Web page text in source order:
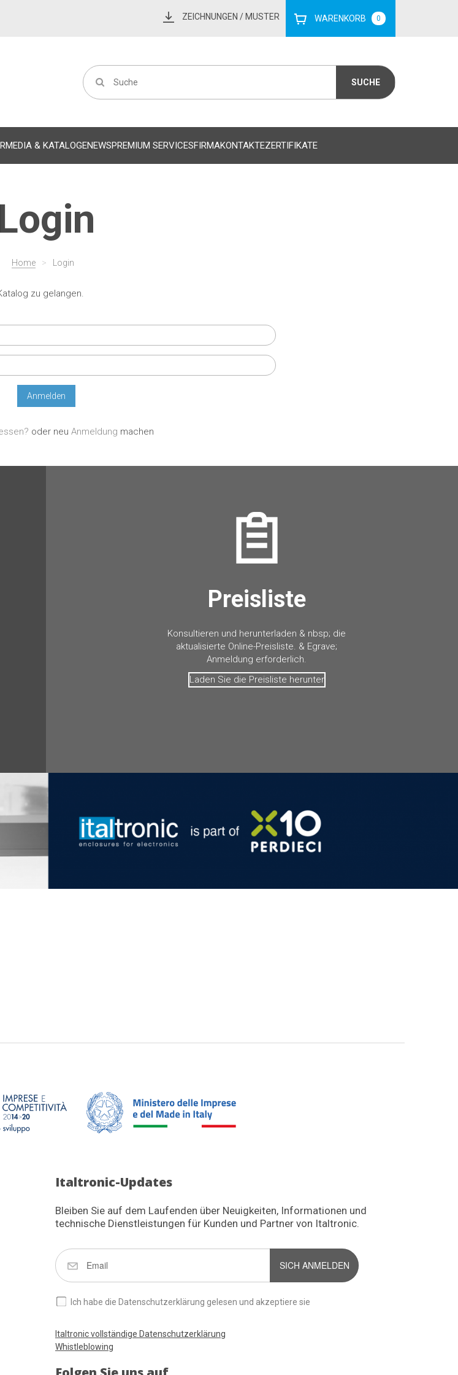
ZEICHNUNGEN / MUSTER WARENKORB 0
MEDIA & KATALOGENEWSPREMIUM SERVICESFIRMAKONTAKTEZERTIFIKATE
Login
Home > Login
zu gelangen.
oder neu Anmeldung machen
Preisliste
Konsultieren und herunterladen & nbsp; die
aktualisierte Online-Preisliste. & Egrave;
Anmeldung erforderlich.
Laden Sie die Preisliste herunter
Italtronic-Updates
Bleiben Sie auf dem Laufenden über Neuigkeiten, Informationen und
technische Dienstleistungen für Kunden und Partner von Italtronic.
SICH ANMELDEN
Ich habe die Datenschutzerklärung gelesen und akzeptiere sie
Italtronic vollständige Datenschutzerklärung
Whistleblowing